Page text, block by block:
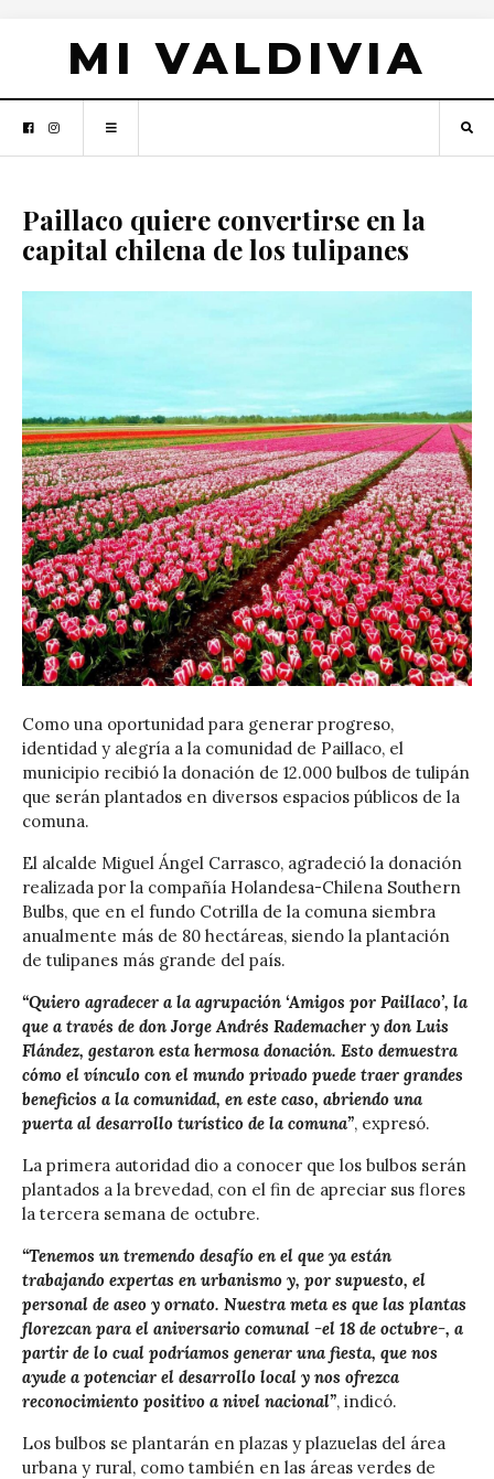
MI VALDIVIA
Paillaco quiere convertirse en la
capital chilena de los tulipanes
Como una oportunidad para generar progreso,
identidad y alegría a la comunidad de Paillaco, el
municipio recibió la donación de 12.000 bulbos de tulipán
que serán plantados en diversos espacios públicos de la
comuna.
El alcalde Miguel Ángel Carrasco, agradeció la donación
realizada por la compañía Holandesa-Chilena Southern
Bulbs, que en el fundo Cotrilla de la comuna siembra
anualmente más de 80 hectáreas, siendo la plantación
de tulipanes más grande del país.
“Quiero agradecer a la agrupación ‘Amigos por Paillaco’, la
que a través de don Jorge Andrés Rademacher y don Luis
Flández, gestaron esta hermosa donación. Esto demuestra
cómo el vínculo con el mundo privado puede traer grandes
beneficios a la comunidad, en este caso, abriendo una
puerta al desarrollo turístico de la comuna”, expresó.
La primera autoridad dio a conocer que los bulbos serán
plantados a la brevedad, con el fin de apreciar sus flores
la tercera semana de octubre.
“Tenemos un tremendo desafío en el que ya están
trabajando expertas en urbanismo y, por supuesto, el
personal de aseo y ornato. Nuestra meta es que las plantas
florezcan para el aniversario comunal -el 18 de octubre-, a
partir de lo cual podríamos generar una fiesta, que nos
ayude a potenciar el desarrollo local y nos ofrezca
reconocimiento positivo a nivel nacional”, indicó.
Los bulbos se plantarán en plazas y plazuelas del área
urbana y rural, como también en las áreas verdes de